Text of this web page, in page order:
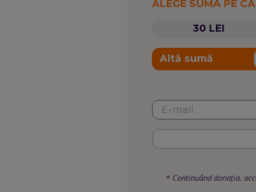
ALEGE SUMA PE
30 LEI
Altă sumă
* Continuând donația,